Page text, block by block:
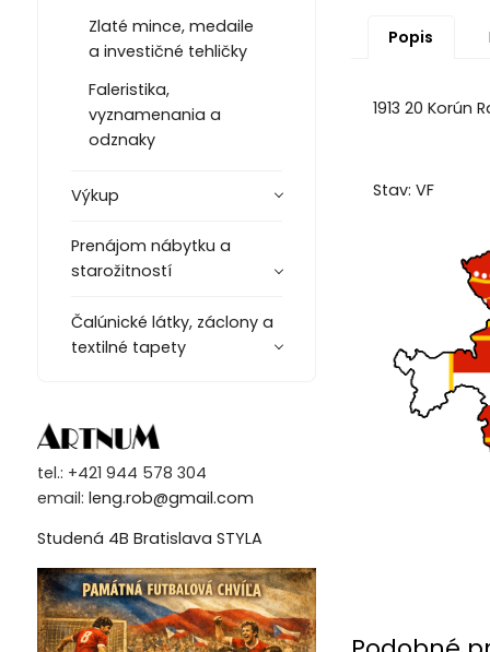
Zlaté mince, medaile
a investičné tehličky
Faleristika,
vyznamenania a
odznaky
Výkup
Prenájom nábytku a
starožitností
Čalúnické látky, záclony a
textilné tapety
tel.: +421 944 578 304
email: leng.rob@gmail.com
Studená 4B Bratislava STYLA
Popis
1913 20 Korún
Stav: VF